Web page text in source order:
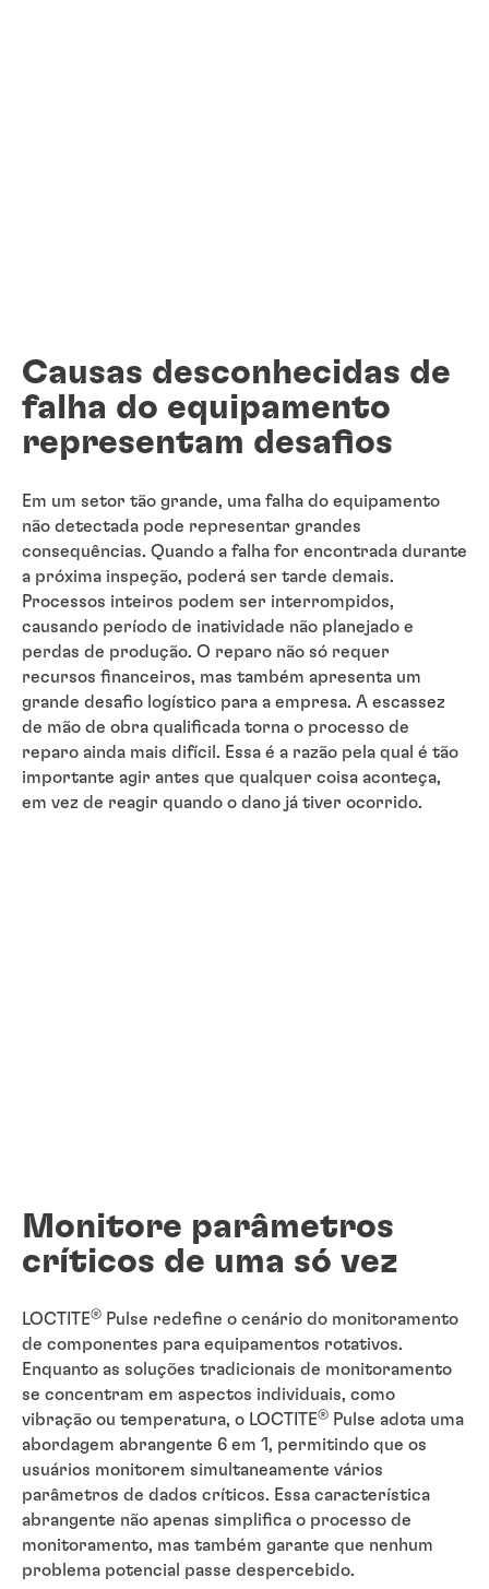
Causas desconhecidas de
falha do equipamento
representam desafios
Em um setor tão grande, uma falha do equipamento
não detectada pode representar grandes
consequências. Quando a falha for encontrada durante
a próxima inspeção, poderá ser tarde demais.
Processos inteiros podem ser interrompidos,
causando período de inatividade não planejado e
perdas de produção. O reparo não só requer
recursos financeiros, mas também apresenta um
grande desafio logístico para a empresa. A escassez
de mão de obra qualificada torna o processo de
reparo ainda mais difícil. Essa é a razão pela qual é tão
importante agir antes que qualquer coisa aconteça,
em vez de reagir quando o dano já tiver ocorrido.
Monitore parâmetros
críticos de uma só vez
LOCTITE®
Pulse redefine o cenário do monitoramento
de componentes para equipamentos rotativos.
Enquanto as soluções tradicionais de monitoramento
se concentram em aspectos individuais, como
vibração ou temperatura, o LOCTITE®
Pulse adota uma
abordagem abrangente 6 em 1, permitindo que os
usuários monitorem simultaneamente vários
parâmetros de dados críticos. Essa característica
abrangente não apenas simplifica o processo de
monitoramento, mas também garante que nenhum
problema potencial passe despercebido.